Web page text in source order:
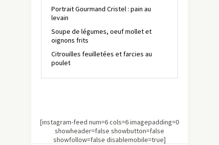
Portrait Gourmand Cristel : pain au
levain
Soupe de légumes, oeuf mollet et
oignons frits
Citrouilles feuilletées et farcies au
poulet
[instagram-feed num=6 cols=6 imagepadding=0
showheader=false showbutton=false
showfollow=false disablemobile=true]